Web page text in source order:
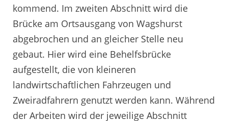
kommend. Im zweiten Abschnitt wird die
Brücke am Ortsausgang von Wagshurst
abgebrochen und an gleicher Stelle neu
gebaut. Hier wird eine Behelfsbrücke
aufgestellt, die von kleineren
landwirtschaftlichen Fahrzeugen und
Zweiradfahrern genutzt werden kann. Während
der Arbeiten wird der jeweilige Abschnitt